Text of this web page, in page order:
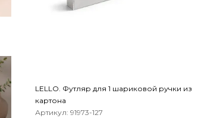
LELLO. Футляр для 1 шариковой ручки из
картона
Артикул: 91973-127